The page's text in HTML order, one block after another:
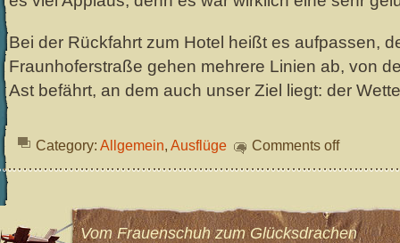
Bei der Rückfahrt zum Hotel heißt es aufpassen,
Fraunhoferstraße gehen mehrere Linien ab, von
Ast befährt, an dem auch unser Ziel liegt: der
Category: Allgemein, Ausflüge Comments off
Vom Frauenschuh zum Glücksdrachen